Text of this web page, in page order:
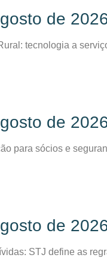
de
tecnologia a
de
para sócios e
de
STJ define as